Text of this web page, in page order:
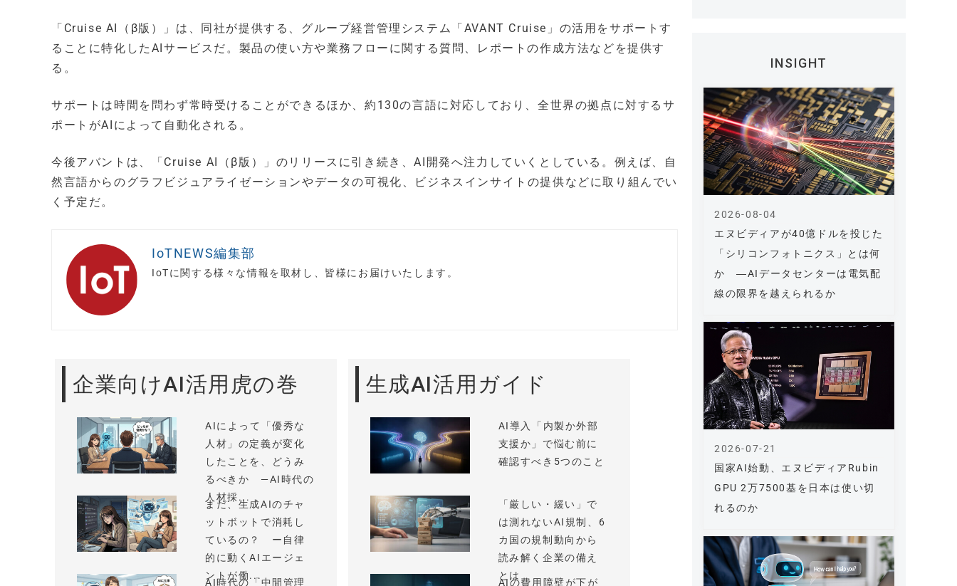
「Cruise AI（β版）」は、同社が提供する、グループ経営管理システム「AVANT Cruise」の活用をサポートす
ることに特化したAIサービスだ。製品の使い方や業務フローに関する質問、レポートの作成方法などを提供す
る。
サポートは時間を問わず常時受けることができるほか、約130の言語に対応しており、全世界の拠点に対するサ
ポートがAIによって自動化される。
今後アバントは、「Cruise AI（β版）」のリリースに引き続き、AI開発へ注力していくとしている。例えば、自
然言語からのグラフビジュアライゼーションやデータの可視化、ビジネスインサイトの提供などに取り組んでい
く予定だ。
IoTNEWS編集部
IoTに関する様々な情報を取材し、皆様にお届けいたします。
企業向けAI活用虎の巻
AIによって「優秀な
人材」の定義が変化
したことを、どうみ
るべきか —AI時代の
人材採...
まだ、生成AIのチャ
ットボットで消耗し
ているの？ ー自律
的に動くAIエージェ
ントが働...
AI時代の「中間管理
生成AI活用ガイド
AI導入「内製か外部
支援か」で悩む前に
確認すべき5つのこと
「厳しい・緩い」で
は測れないAI規制、6
カ国の規制動向から
読み解く企業の備え
とは
AIの費用障壁が下が
INSIGHT
エヌビディアが40億ドルを投じた
「シリコンフォトニクス」とは何
か ―AIデータセンターは電気配
線の限界を越えられるか
2026-08-04
国家AI始動、エヌビディアRubin
GPU 2万7500基を日本は使い切
れるのか
2026-07-21